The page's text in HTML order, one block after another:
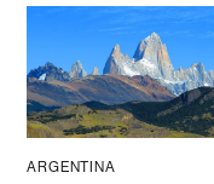
ARGENTINA